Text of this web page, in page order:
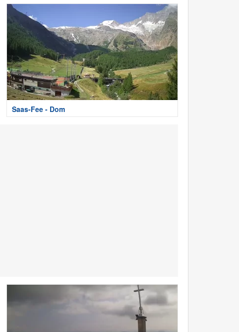
Saas-Fee - Dom